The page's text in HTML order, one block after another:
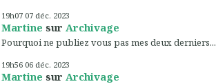
19h07 07 déc. 2023
Martine sur Archivage
Pourquoi ne publiez vous pas mes deux derniers...
19h56 06 déc. 2023
Martine sur Archivage